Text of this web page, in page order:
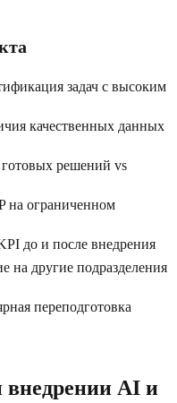
задач с высоким
качественных данных
готовых решений vs
на ограниченном
до и после внедрения
на другие подразделения
переподготовка
AI и